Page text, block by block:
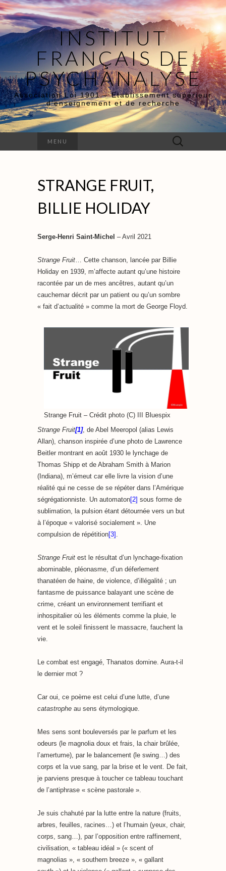
INSTITUT
FRANÇAIS DE
PSYCHANALYSE
Association Loi 1901 – Etablissement supérieur
d’enseignement et de recherche
MENU Rechercher :
STRANGE FRUIT,
BILLIE HOLIDAY
Serge-Henri Saint-Michel – Avril 2021
Strange Fruit… Cette chanson, lancée par Billie
Holiday en 1939, m’affecte autant qu’une histoire
racontée par un de mes ancêtres, autant qu’un
cauchemar décrit par un patient ou qu’un sombre
« fait d’actualité » comme la mort de George Floyd.
Strange Fruit – Crédit photo (C) III Bluespix
Strange Fruit[1], de Abel Meeropol (alias Lewis
Allan), chanson inspirée d’une photo de Lawrence
Beitler montrant en août 1930 le lynchage de
Thomas Shipp et de Abraham Smith à Marion
(Indiana), m’émeut car elle livre la vision d’une
réalité qui ne cesse de se répéter dans l’Amérique
ségrégationniste. Un automaton[2] sous forme de
sublimation, la pulsion étant détournée vers un but
à l’époque « valorisé socialement ». Une
compulsion de répétition[3] .
Strange Fruit est le résultat d’un lynchage-fixation
abominable, pléonasme, d’un déferlement
thanatéen de haine, de violence, d’illégalité ; un
fantasme de puissance balayant une scène de
crime, créant un environnement terrifiant et
inhospitalier où les éléments comme la pluie, le
vent et le soleil finissent le massacre, fauchent la
vie.
Le combat est engagé, Thanatos domine. Aura-t-il
le dernier mot ?
Car oui, ce poème est celui d’une lutte, d’une
catastrophe au sens étymologique.
Mes sens sont bouleversés par le parfum et les
odeurs (le magnolia doux et frais, la chair brûlée,
l’amertume), par le balancement (le swing…) des
corps et la vue sang, par la brise et le vent. De fait,
je parviens presque à toucher ce tableau touchant
de l’antiphrase « scène pastorale ».
Je suis chahuté par la lutte entre la nature (fruits,
arbres, feuilles, racines…) et l’humain (yeux, chair,
corps, sang…), par l’opposition entre raffinement,
civilisation, « tableau idéal » (« scent of
magnolias », « southern breeze », « gallant